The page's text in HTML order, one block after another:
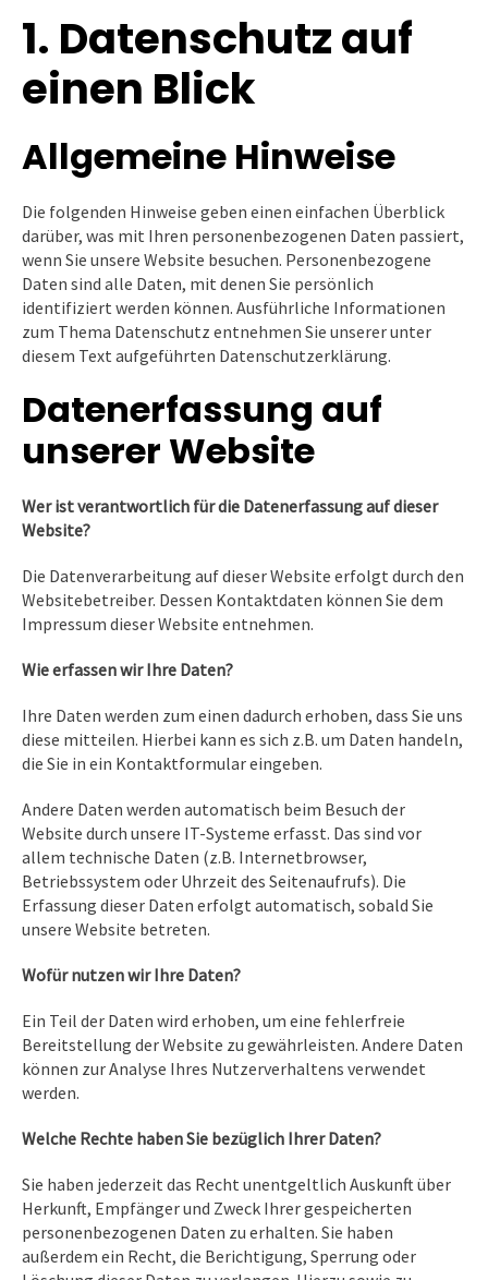
1. Datenschutz auf
einen Blick
Allgemeine Hinweise
Die folgenden Hinweise geben einen einfachen Überblick
darüber, was mit Ihren personenbezogenen Daten passiert,
wenn Sie unsere Website besuchen. Personenbezogene
Daten sind alle Daten, mit denen Sie persönlich
identifiziert werden können. Ausführliche Informationen
zum Thema Datenschutz entnehmen Sie unserer unter
diesem Text aufgeführten Datenschutzerklärung.
Datenerfassung auf
unserer Website
Wer ist verantwortlich für die Datenerfassung auf dieser
Website?
Die Datenverarbeitung auf dieser Website erfolgt durch den
Websitebetreiber. Dessen Kontaktdaten können Sie dem
Impressum dieser Website entnehmen.
Wie erfassen wir Ihre Daten?
Ihre Daten werden zum einen dadurch erhoben, dass Sie uns
diese mitteilen. Hierbei kann es sich z.B. um Daten handeln,
die Sie in ein Kontaktformular eingeben.
Andere Daten werden automatisch beim Besuch der
Website durch unsere IT-Systeme erfasst. Das sind vor
allem technische Daten (z.B. Internetbrowser,
Betriebssystem oder Uhrzeit des Seitenaufrufs). Die
Erfassung dieser Daten erfolgt automatisch, sobald Sie
unsere Website betreten.
Wofür nutzen wir Ihre Daten?
Ein Teil der Daten wird erhoben, um eine fehlerfreie
Bereitstellung der Website zu gewährleisten. Andere Daten
können zur Analyse Ihres Nutzerverhaltens verwendet
werden.
Welche Rechte haben Sie bezüglich Ihrer Daten?
Sie haben jederzeit das Recht unentgeltlich Auskunft über
Herkunft, Empfänger und Zweck Ihrer gespeicherten
personenbezogenen Daten zu erhalten. Sie haben
außerdem ein Recht, die Berichtigung, Sperrung oder